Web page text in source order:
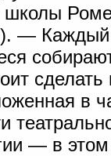
школы
— Каждый
в
— в этом